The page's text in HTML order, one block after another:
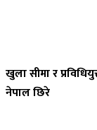
खुलासीमा र
नेपाल छिरे